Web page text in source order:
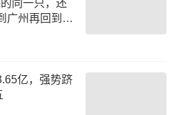
同一只，还
广州再回到上
亿，强势跻